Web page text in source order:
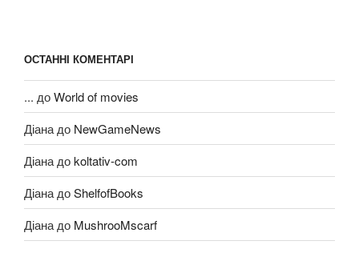
ОСТАННІ КОМЕНТАРІ
... доWorld of movies
Діана до NewGameNews
Діана доkoltativ-com
Діана доShelfofBooks
Діана до MushrooMscarf